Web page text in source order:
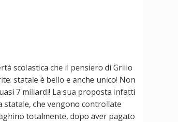
scolastica che il pensiero di Grillo
statale è bello e anche unico! Non
7 miliardi! La sua proposta infatti
statale, che vengono controllate
totalmente, dopo aver pagato